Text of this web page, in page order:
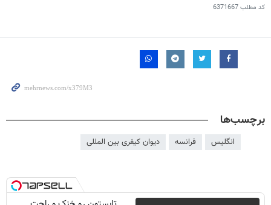
کد مطلب6371667
برچسب‌ها
انگلیس فرانسه دیوان کیفری بین المللی